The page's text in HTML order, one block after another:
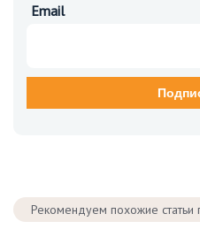
Email
Рекомендуем похожие статьи